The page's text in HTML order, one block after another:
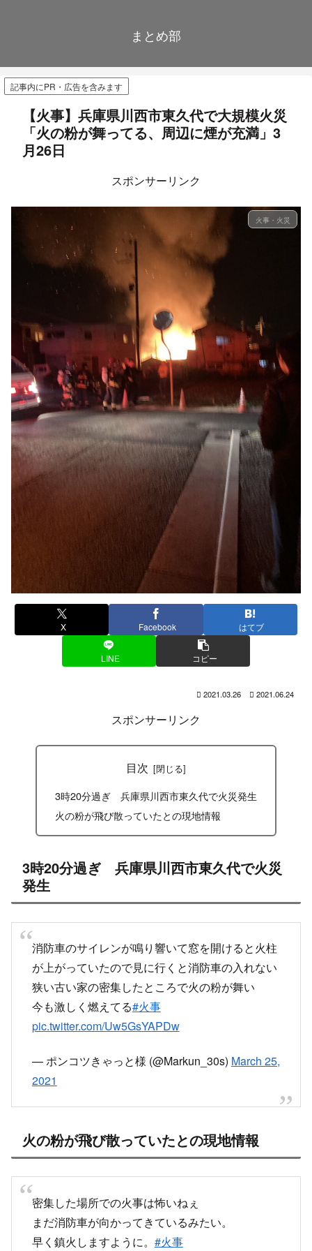
まとめ部
記事内にPR・広告を含みます
【火事】兵庫県川西市東久代で大規模火災
「火の粉が舞ってる、周辺に煙が充満」3
月26日
スポンサーリンク
火事・火災
X Facebook はてブ
LINE コピー
2021.03.26 2021.06.24
スポンサーリンク
目次
3時20分過ぎ 兵庫県川西市東久代で火災発生
火の粉が飛び散っていたとの現地情報
3時20分過ぎ 兵庫県川西市東久代で火災
発生
消防車のサイレンが鳴り響いて窓を開けると火柱
が上がっていたので見に行くと消防車の入れない
狭い古い家の密集したところで火の粉が舞い
今も激しく燃えてる#火事
pic.twitter.com/Uw5GsYAPDw
— ポンコツきゃっと様 (@Markun_30s) March 25,
2021
火の粉が飛び散っていたとの現地情報
密集した場所での火事は怖いねぇ
まだ消防車が向かってきているみたい。
早く鎮火しますように。 #火事